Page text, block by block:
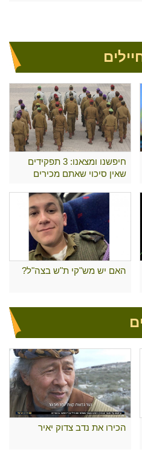
חיפשנו ומצאנו: 3 תפקידים
שאין סיכוי שאתם מכירים
האם יש מש"קי ת"ש בצה"ל?
הכירו את נדב צדוק יאיר